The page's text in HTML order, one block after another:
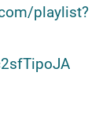
playlist?